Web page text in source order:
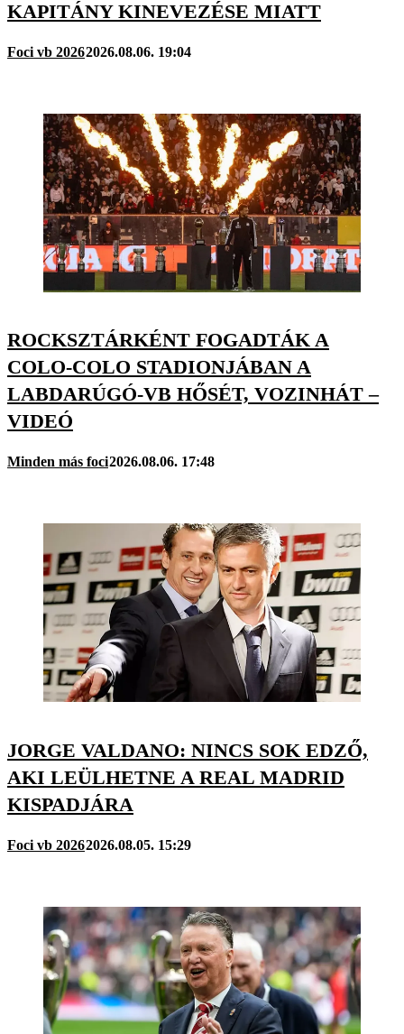
KAPITÁNY KINEVEZÉSE MIATT
Foci vb 20262026.08.06. 19:04
ROCKSZTÁRKÉNT FOGADTÁK A
COLO-COLO STADIONJÁBAN A
LABDARÚGÓ-VB HŐSÉT, VOZINHÁT –
VIDEÓ
Minden más foci2026.08.06. 17:48
JORGE VALDANO: NINCS SOK EDZŐ,
AKI LEÜLHETNE A REAL MADRID
KISPADJÁRA
Foci vb 20262026.08.05. 15:29